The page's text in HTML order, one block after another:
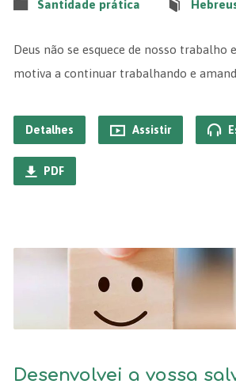
Santidade prática
Deus não se esquece de nosso trabalho
motiva a continuar trabalhando e
Detalhes Assistir
PDF
Desenvolvei a vossa